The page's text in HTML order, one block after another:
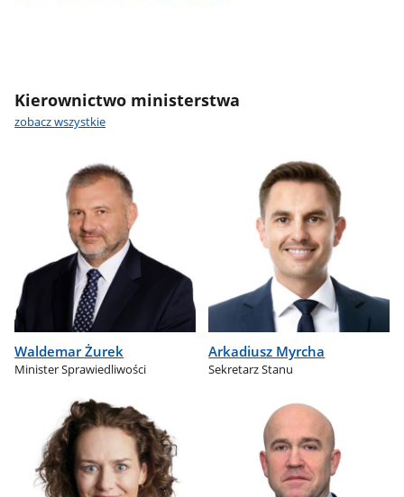
Kierownictwo ministerstwa
zobacz wszystkie
Waldemar Żurek
Minister Sprawiedliwości
Arkadiusz Myrcha
Sekretarz Stanu